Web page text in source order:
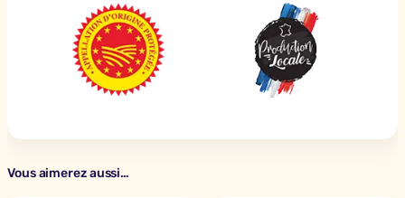
Vous aimerez aussi…